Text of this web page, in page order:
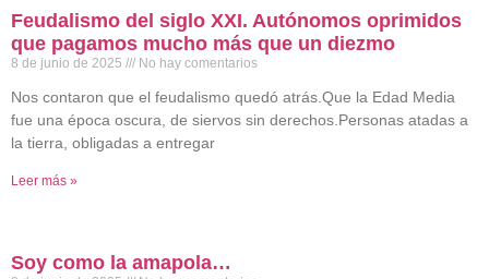
Feudalismo del siglo XXI. Autónomos oprimidos
que pagamos mucho más que un diezmo
8 de junio de 2025 No hay comentarios
Nos contaron que el feudalismo quedó atrás.Que la Edad Media
fue una época oscura, de siervos sin derechos.Personas atadas a
la tierra, obligadas a entregar
Leer más »
Soy como la amapola…